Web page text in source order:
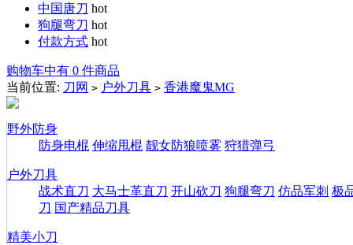
中国唐刀 hot
狗腿弯刀 hot
付款方式 hot
购物车中有 0 件商品
当前位置: 刀网 > 户外刀具 > 香港魔鬼MG
野外防身
防身电棍 伸缩甩棍 靓女防狼喷雾 狩猎弹弓
户外刀具
战术直刀 大马士革直刀 开山砍刀 狗腿弯刀 仿品军刺 极
刀 国产精品刀具
精美小刀